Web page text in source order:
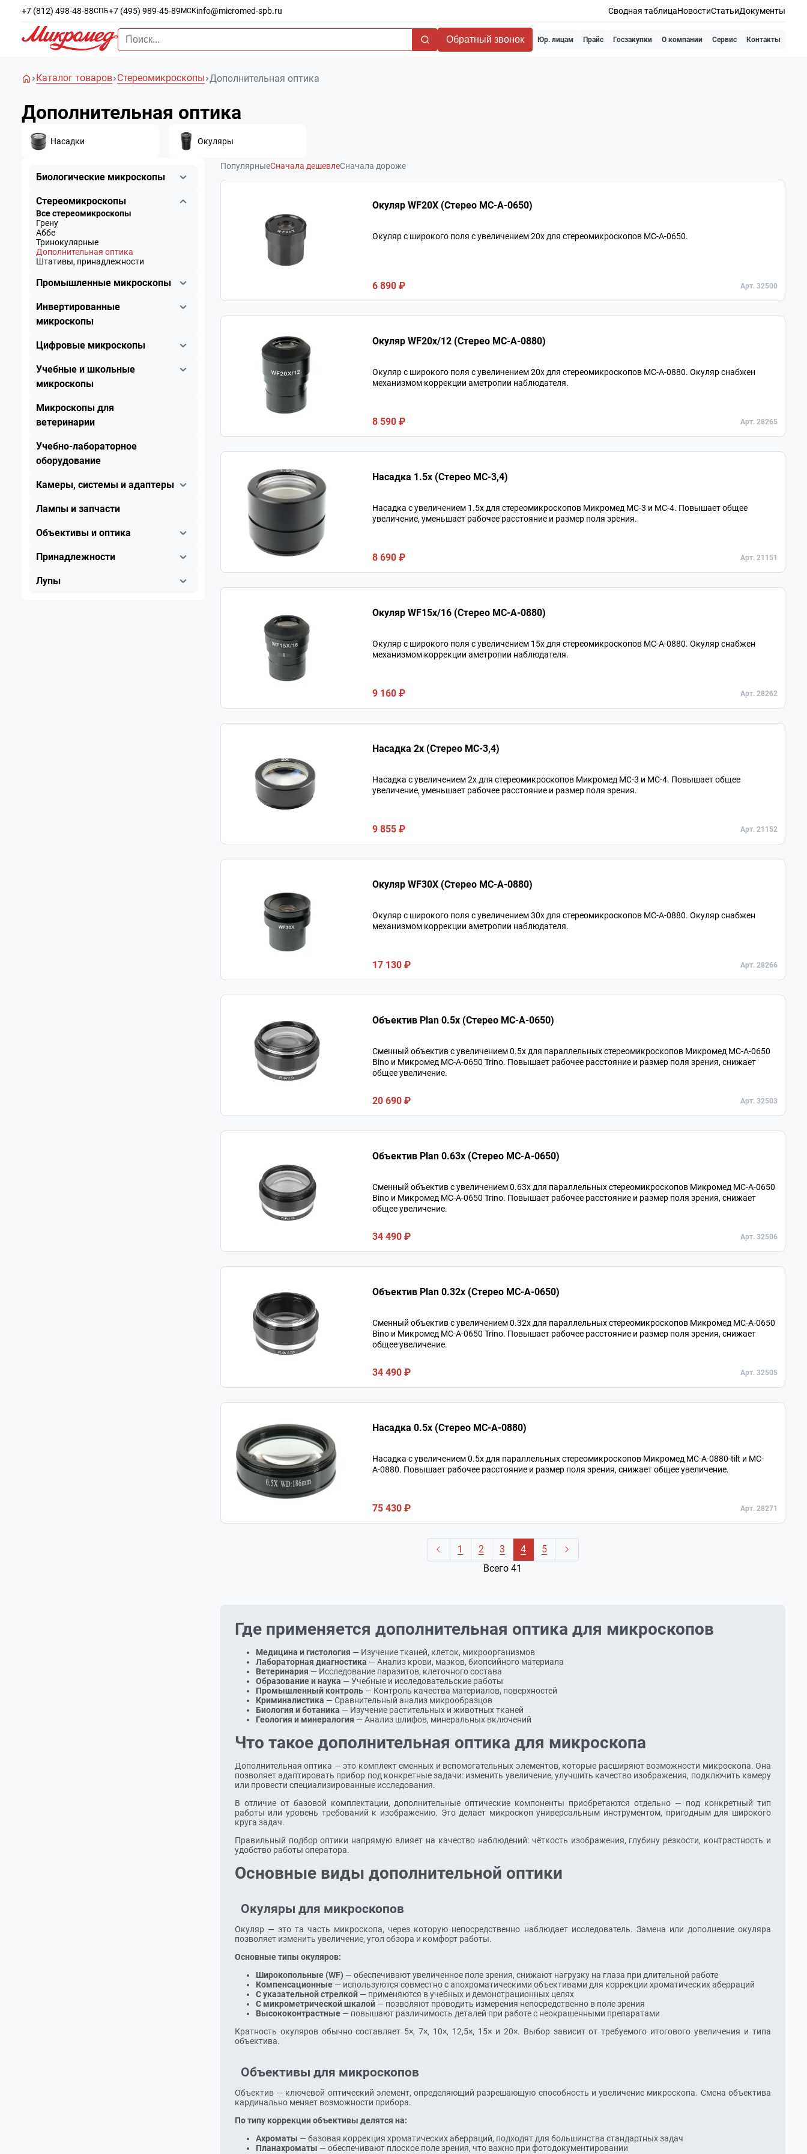
+7 (812) 498-48-88СПБ+7 (495) 989-45-89 МСКinfo@micromed-spb.ru Сводная таблицаНовостиСтатьиДокументы
Обратный звонок Юр. лицам Прайс Госзакупки О компании Сервис Контакты
Каталог товаров Стереомикроскопы Дополнительная оптика
Дополнительная оптика
Насадки Окуляры
Биологические микроскопы
Стереомикроскопы
Все стереомикроскопы
Грену
Аббе
Тринокулярные
Дополнительная оптика
Штативы, принадлежности
Промышленные микроскопы
Инвертированные
микроскопы
Цифровые микроскопы
Учебные и школьные
микроскопы
Микроскопы для
ветеринарии
Учебно-лабораторное
оборудование
Камеры, системы и адаптеры
Лампы и запчасти
Объективы и оптика
Принадлежности
Лупы
ПопулярныеСначала дешевлеСначала дороже
Окуляр WF20X (Стерео МС-А-0650)
Окуляр c широкого поля с увеличением 20х для стереомикроскопов МС-А-0650.
6 890 ₽ Арт. 32500
Окуляр WF20x/12 (Стерео МС-A-0880)
Окуляр c широкого поля с увеличением 20х для стереомикроскопов МС-A-0880. Окуляр снабжен
механизмом коррекции аметропии наблюдателя.
8 590 ₽ Арт. 28265
Насадка 1.5х (Стерео МС-3,4)
Насадка с увеличением 1.5х для стереомикроскопов Микромед МС-3 и МС-4. Повышает общее
увеличение, уменьшает рабочее расстояние и размер поля зрения.
8 690 ₽ Арт. 21151
Окуляр WF15х/16 (Стерео МС-A-0880)
Окуляр c широкого поля с увеличением 15х для стереомикроскопов МС-A-0880. Окуляр снабжен
механизмом коррекции аметропии наблюдателя.
9 160 ₽ Арт. 28262
Насадка 2х (Стерео МС-3,4)
Насадка с увеличением 2х для стереомикроскопов Микромед МС-3 и МС-4. Повышает общее
увеличение, уменьшает рабочее расстояние и размер поля зрения.
9 855 ₽ Арт. 21152
Окуляр WF30X (Стерео МС-A-0880)
Окуляр c широкого поля с увеличением 30х для стереомикроскопов МС-A-0880. Окуляр снабжен
механизмом коррекции аметропии наблюдателя.
17 130 ₽ Арт. 28266
Объектив Plan 0.5x (Стерео MC-A-0650)
Сменный объектив с увеличением 0.5х для параллельных стереомикроскопов Микромед MC-A-0650
Bino и Микромед MC-A-0650 Trino. Повышает рабочее расстояние и размер поля зрения, снижает
общее увеличение.
20 690 ₽ Арт. 32503
Объектив Plan 0.63x (Стерео MC-A-0650)
Сменный объектив с увеличением 0.63х для параллельных стереомикроскопов Микромед MC-A-0650
Bino и Микромед MC-A-0650 Trino. Повышает рабочее расстояние и размер поля зрения, снижает
общее увеличение.
34 490 ₽ Арт. 32506
Объектив Plan 0.32x (Стерео MC-A-0650)
Сменный объектив с увеличением 0.32х для параллельных стереомикроскопов Микромед MC-A-0650
Bino и Микромед MC-A-0650 Trino. Повышает рабочее расстояние и размер поля зрения, снижает
общее увеличение.
34 490 ₽ Арт. 32505
Насадка 0.5x (Стерео MC-A-0880)
Насадка с увеличением 0.5х для параллельных стереомикроскопов Микромед MC-А-0880-tilt и MC-
А-0880. Повышает рабочее расстояние и размер поля зрения, снижает общее увеличение.
75 430 ₽ Арт. 28271
1 2 3 4
5
Всего 41
Где применяется дополнительная оптика для микроскопов
Медицина и гистология — Изучение тканей, клеток, микроорганизмов
Лабораторная диагностика — Анализ крови, мазков, биопсийного материала
Ветеринария — Исследование паразитов, клеточного состава
Образование и наука — Учебные и исследовательские работы
Промышленный контроль— Контроль качества материалов, поверхностей
Криминалистика — Сравнительный анализ микрообразцов
Биология и ботаника — Изучение растительных и животных тканей
Геология и минералогия — Анализ шлифов, минеральных включений
Что такое дополнительная оптика для микроскопа
Дополнительная оптика — это комплект сменных и вспомогательных элементов, которые расширяют возможности микроскопа. Она
позволяет адаптировать прибор под конкретные задачи: изменить увеличение, улучшить качество изображения, подключить камеру
или провести специализированные исследования.
В отличие от базовой комплектации, дополнительные оптические компоненты приобретаются отдельно — под конкретный тип
работы или уровень требований к изображению. Это делает микроскоп универсальным инструментом, пригодным для широкого
круга задач.
Правильный подбор оптики напрямую влияет на качество наблюдений: чёткость изображения, глубину резкости, контрастность и
удобство работы оператора.
Основные виды дополнительной оптики
Окуляры для микроскопов
Окуляр — это та часть микроскопа, через которую непосредственно наблюдает исследователь. Замена или дополнение окуляра
позволяет изменить увеличение, угол обзора и комфорт работы.
Основные типы окуляров:
Широкопольные (WF) — обеспечивают увеличенное поле зрения, снижают нагрузку на глаза при длительной работе
Компенсационные— используются совместно с апохроматическими объективами для коррекции хроматических аберраций
С указательной стрелкой— применяются в учебных и демонстрационных целях
С микрометрической шкалой— позволяют проводить измерения непосредственно в поле зрения
Высококонтрастные— повышают различимость деталей при работе с неокрашенными препаратами
Кратность окуляров обычно составляет 5×, 7×, 10×, 12,5×, 15× и 20×. Выбор зависит от требуемого итогового увеличения и типа
объектива.
Объективы для микроскопов
Объектив — ключевой оптический элемент, определяющий разрешающую способность и увеличение микроскопа. Смена объектива
кардинально меняет возможности прибора.
По типу коррекции объективы делятся на:
Ахроматы — базовая коррекция хроматических аберраций, подходят для большинства стандартных задач
Планахроматы — обеспечивают плоское поле зрения, что важно при фотодокументировании